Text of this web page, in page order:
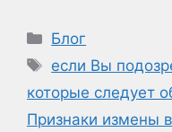
Рубрики
Блог
Метки
если Вы
которые следует
Признаки измены